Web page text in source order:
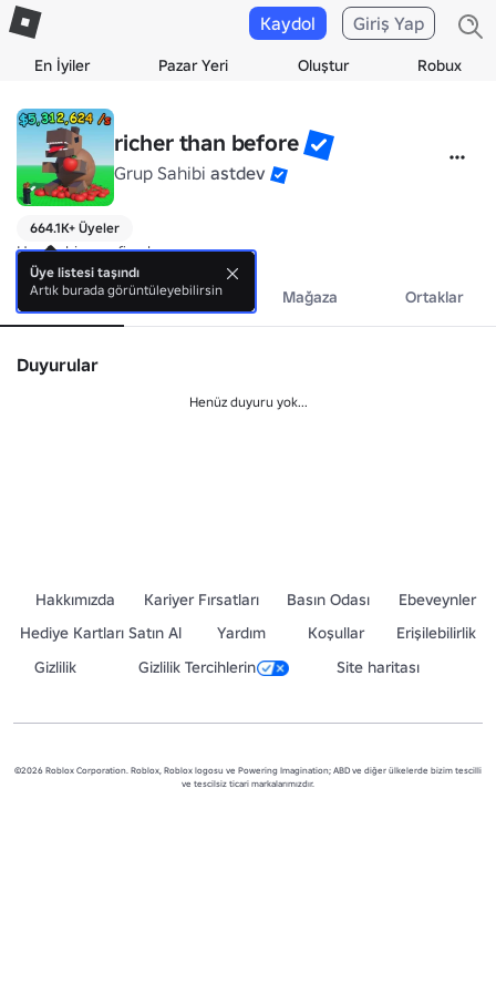
En İyiler Pazar Yeri Oluştur Robux
Kaydol Giriş Yap
richer than before
Grup Sahibi astdev
664.1K+ Üyeler
Henüz biyografi yok.
Hakkında Etkinlikler Mağaza Ortaklar
Duyurular
Henüz duyuru yok...
Hakkımızda Kariyer Fırsatları Basın Odası
Ebeveynler
Hediye Kartları Satın Al
Yardım Koşullar
Erişilebilirlik
Gizlilik
Gizlilik Tercihlerin Site haritası
©2026 Roblox Corporation. Roblox, Roblox logosu ve Powering Imagination; ABD ve diğer ülkelerde bizim tescilli
ve tescilsiz ticari markalarımızdır.
Üye listesi taşındı
Artık burada görüntüleyebilirsin